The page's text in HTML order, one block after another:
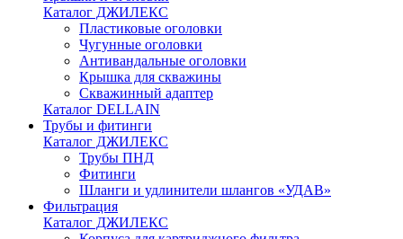
Каталог ДЖИЛЕКС
Пластиковые оголовки
Чугунные оголовки
Антивандальные оголовки
Крышка для скважины
Скважинный адаптер
Каталог DELLAIN
Трубы и фитинги
Каталог ДЖИЛЕКС
Трубы ПНД
Фитинги
Шланги и удлинители шлангов «УДАВ»
Фильтрация
Каталог ДЖИЛЕКС